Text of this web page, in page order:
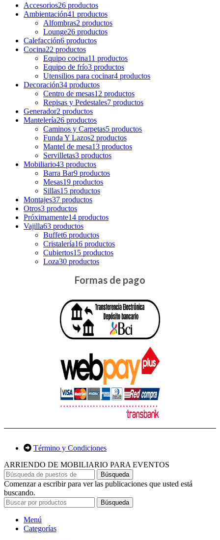
Accesorios26 productos
Ambientación41 productos
Alfombras2 productos
Lounge26 productos
Calefacción6 productos
Cocina22 productos
Equipo cocina11 productos
Equipo de frío3 productos
Utensilios para cocinar4 productos
Decoración34 productos
Centro de mesas12 productos
Repisas y Pedestales7 productos
Generador2 productos
Mantelería26 productos
Caminos y Carpetas5 productos
Funda Y Lazos2 productos
Mantel de mesa13 productos
Servilletas3 productos
Mobiliario43 productos
Barra Bar9 productos
Mesas19 productos
Sillas15 productos
Montajes37 productos
Otros3 productos
Próximamente14 productos
Vajilla63 productos
Buffet6 productos
Cristalería16 productos
Cubiertos15 productos
Loza30 productos
Formas de pago
Término y Condiciones
ARRIENDO DE MOBILIARIO PARA EVENTOS
Búsqueda
Comenzar a escribir para ver las publicaciones que usted está
buscando.
Búsqueda
Menú
Categorías